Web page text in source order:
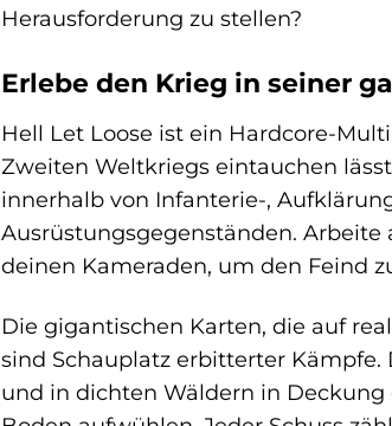
Herausforderung zu stellen?
Erlebe den Krieg in seiner
Hell Let Loose ist ein Hardcore-
Zweiten Weltkriegs eintauchen
innerhalb von Infanterie-,
Ausrüstungsgegenständen.
deinen Kameraden, um den Feind
Die gigantischen Karten, die auf
sind Schauplatz erbitterter
und in dichten Wäldern in